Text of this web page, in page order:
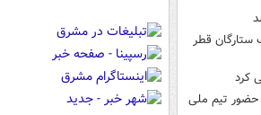
ستارگان قطر
کرد
حضور تیم ملی